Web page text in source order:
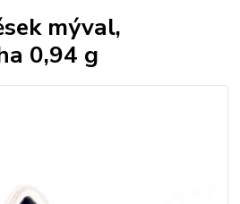
mýval,
0,94 g